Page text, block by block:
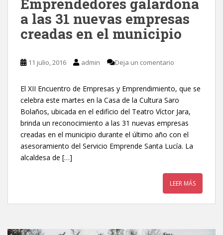
Emprendedores galardona
a las 31 nuevas empresas
creadas en el municipio
11 julio, 2016 admin Deja un comentario
El XII Encuentro de Empresas y Emprendimiento, que se
celebra este martes en la Casa de la Cultura Saro
Bolaños, ubicada en el edificio del Teatro Víctor Jara,
brinda un reconocimiento a las 31 nuevas empresas
creadas en el municipio durante el último año con el
asesoramiento del Servicio Emprende Santa Lucía. La
alcaldesa de […]
LEER MÁS